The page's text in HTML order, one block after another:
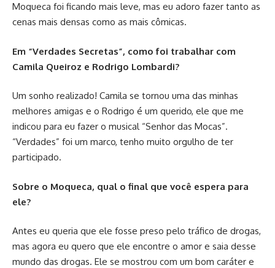
Moqueca foi ficando mais leve, mas eu adoro fazer tanto as
cenas mais densas como as mais cômicas.
Em “Verdades Secretas”, como foi trabalhar com
Camila Queiroz e Rodrigo Lombardi?
Um sonho realizado! Camila se tornou uma das minhas
melhores amigas e o Rodrigo é um querido, ele que me
indicou para eu fazer o musical “Senhor das Mocas”.
“Verdades” foi um marco, tenho muito orgulho de ter
participado.
Sobre o Moqueca, qual o final que você espera para
ele?
Antes eu queria que ele fosse preso pelo tráfico de drogas,
mas agora eu quero que ele encontre o amor e saia desse
mundo das drogas. Ele se mostrou com um bom caráter e